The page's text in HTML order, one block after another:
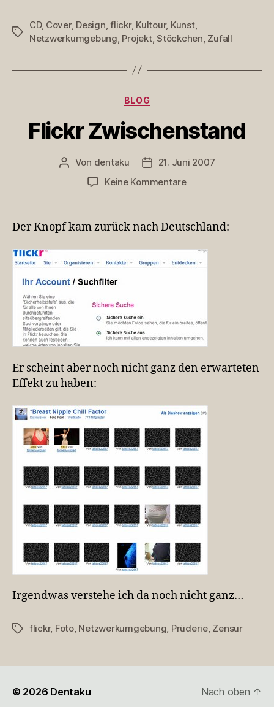
Schlagwörter
CD, Cover, Design ,flickr, Kultour, Kunst,
Netzwerkumgebung Projekt,Stöckchen Zufall
Kategorien
BLOG
Flickr Zwischenstand
Beitragsautor
Von dentaku Veröffentlichungsdatum
21. Juni 2007
Keine Kommentarezu
Der Knopf kam zurück nach Deutschland:
Er scheint aber noch nicht ganz den erwarteten
Effekt zu haben:
Irgendwas verstehe ich da noch nicht ganz…
Schlagwörter
flickr, Foto, Netzwerkumgebung, Prüderie, Zensur
© 2026 Dentaku Nach oben ↑